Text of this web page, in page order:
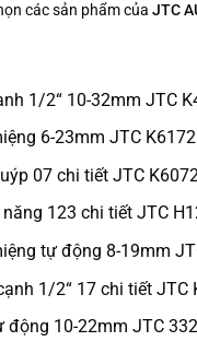
các sản phẩm của JTC
1/2“ 10-32mm JTC
6-23mm JTC K6172
07 chi tiết JTC
123 chi tiết JTC
tự động 8-19mm
1/2“ 17 chi tiết JTC
động 10-22mm JTC